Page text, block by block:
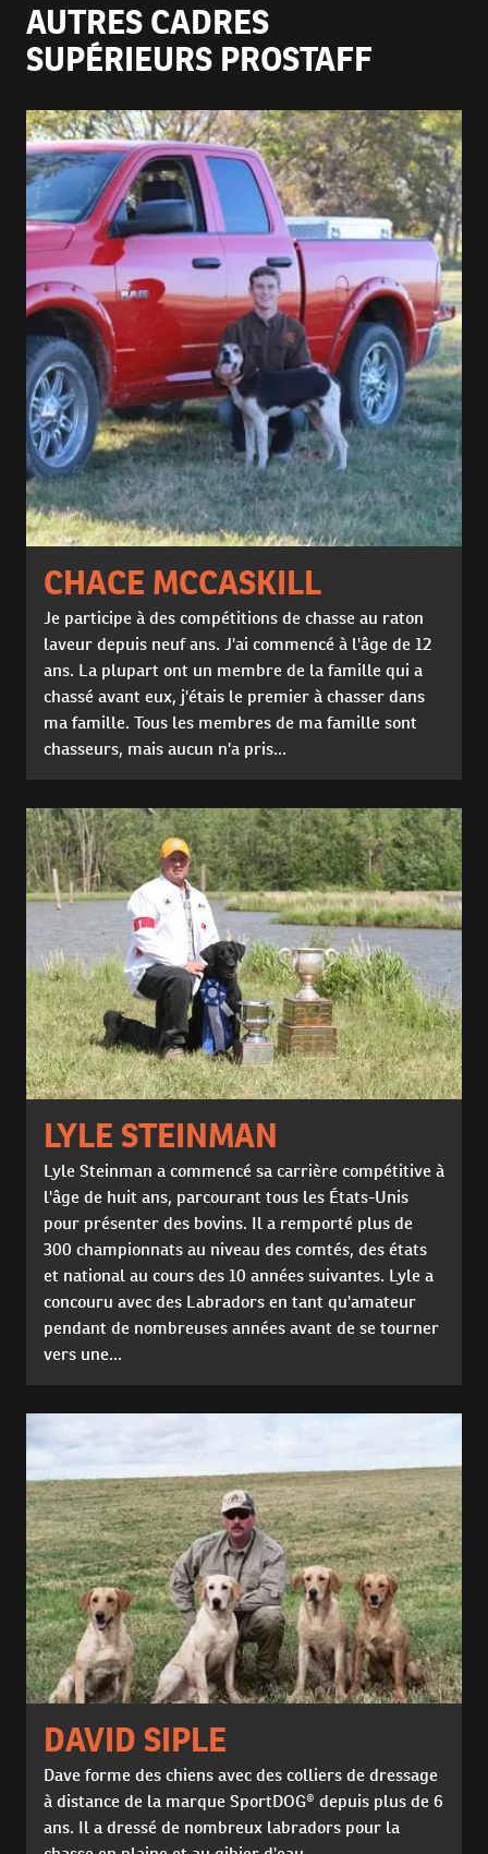
AUTRES CADRES
SUPÉRIEURS PROSTAFF
CHACE MCCASKILL
Je participe à des compétitions de chasse au raton
laveur depuis neuf ans. J'ai commencé à l'âge de 12
ans. La plupart ont un membre de la famille qui a
chassé avant eux, j'étais le premier à chasser dans
ma famille. Tous les membres de ma famille sont
chasseurs, mais aucun n'a pris...
LYLE STEINMAN
Lyle Steinman a commencé sa carrière compétitive à
l'âge de huit ans, parcourant tous les États-Unis
pour présenter des bovins. Il a remporté plus de
300 championnats au niveau des comtés, des états
et national au cours des 10 années suivantes. Lyle a
concouru avec des Labradors en tant qu'amateur
pendant de nombreuses années avant de se tourner
vers une...
DAVID SIPLE
Dave forme des chiens avec des colliers de dressage
à distance de la marque SportDOG® depuis plus de 6
ans. Il a dressé de nombreux labradors pour la